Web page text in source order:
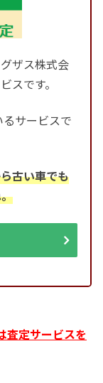
ザス株式会
スです。
サービスで
古い車でも
査定サービスを